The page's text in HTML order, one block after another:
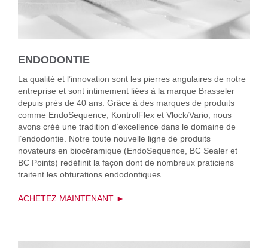
ENDODONTIE
La qualité et l’innovation sont les pierres angulaires de notre
entreprise et sont intimement liées à la marque Brasseler
depuis près de 40 ans. Grâce à des marques de produits
comme EndoSequence, KontrolFlex et Vlock/Vario, nous
avons créé une tradition d’excellence dans le domaine de
l’endodontie. Notre toute nouvelle ligne de produits
novateurs en biocéramique (EndoSequence, BC Sealer et
BC Points) redéfinit la façon dont de nombreux praticiens
traitent les obturations endodontiques.
ACHETEZ MAINTENANT ►